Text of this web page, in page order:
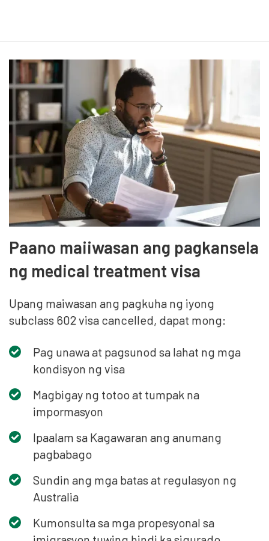
Paano maiiwasan ang pagkansela
ng medical treatment visa
Upang maiwasan ang pagkuha ng iyong
subclass 602 visa cancelled, dapat mong:
Pag unawa at pagsunod sa lahat ng mga
kondisyon ng visa
Magbigay ng totoo at tumpak na
impormasyon
Ipaalam sa Kagawaran ang anumang
pagbabago
Sundin ang mga batas at regulasyon ng
Australia
Kumonsulta sa mga propesyonal sa